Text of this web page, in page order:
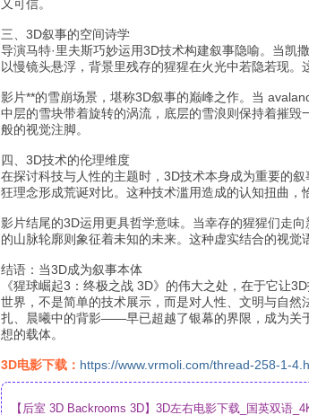
又可信。
三、3D叙事的空间诗学
导演马特·里夫斯巧妙运用3D技术构建叙事隐喻。当凯
以慢镜头悬浮，背景里残存的猩猩在火光中若隐若现
影片**的雪崩场景，堪称3D叙事的巅峰之作。当
中层的雪块带着旋转的涡流，底层的雪浪则保持着摧
般的视觉注脚。
四、3D技术的伦理维度
在探讨科技与人性的主题时，3D技术本身成为重要的
狂理念形成荒诞对比。这种技术滥用造成的认知扭曲，
影片结尾的3D运用更具哲学意味。当幸存的猩猩们走
的山脉轮廓则象征着未知的未来。这种虚实结合的视
结语：当3D成为叙事本体
《猩球崛起3：终极之战 3D》的伟大之处，在于它让
世界，不是简单的技术展示，而是对人性、文明与自
扎、晨曦中的背影——早已超越了银幕的界限，成为关
想的载体。
3D电影下载： https://www.vrmoli.com/thread-258-1-
【后室 3D Backrooms 3D】3D左右电影下载_国英双语